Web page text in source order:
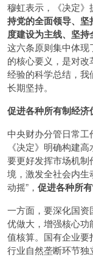
穆虹表示，《决定》
持党的全面领导、
度建设为主线、坚持
这六条原则集中体
的核心要义，是对
经验的科学总结，我
长期坚持。
促进各种所有制经
中央财办分管日常工
《决定》明确构建
要更好发挥市场机
境，激发全社会内生
动摇”， 促进各种所
一方面，要深化国
优做大，增强核心
值核算。国有企业
行业自然垄断环节独